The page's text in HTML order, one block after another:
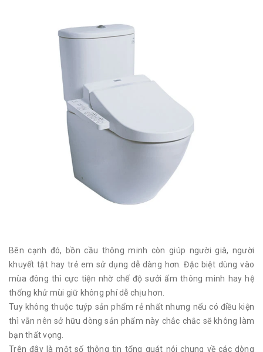
Bên cạnh đó, bồn cầu thông minh còn giúp người già, người
khuyết tật hay trẻ em sử dụng dễ dàng hơn. Đặc biệt dùng vào
mùa đông thì cực tiện nhờ chế độ sưởi ấm thông minh hay hệ
thống khử mùi giữ không phí dễ chịu hơn.
Tuy không thuộc tuýp sản phẩm rẻ nhất nhưng nếu có điều kiện
thì vẫn nên sở hữu dòng sản phẩm này chắc chắc sẽ không làm
bạn thất vọng.
Trên đây là một số thông tin tổng quát nói chung về các dòng